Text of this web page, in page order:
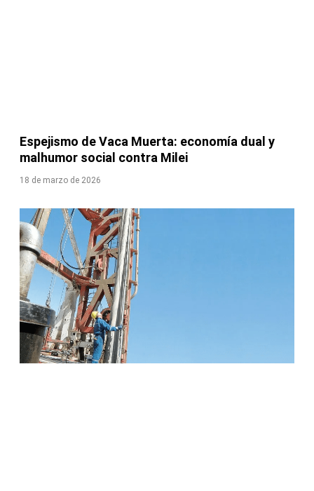
Espejismo de Vaca Muerta: economía dual y
malhumor social contra Milei
18 de marzo de 2026